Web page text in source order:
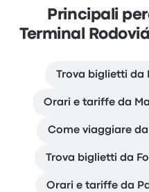
Principali
Terminal
Trova biglietti da
Orari e tariffe da
Come viaggiare
Trova biglietti da
Orari e tariffe da